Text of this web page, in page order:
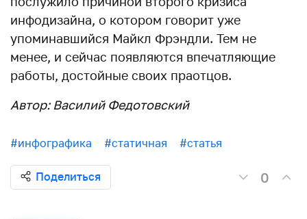
инфодизайна, о котором говорит уже
упоминавшийся Майкл Фрэндли. Тем не
менее, и сейчас появляются впечатляющие
работы, достойные своих праотцов.
Автор: Василий Федотовский
#инфографика #статичная #статья
Поделиться 0